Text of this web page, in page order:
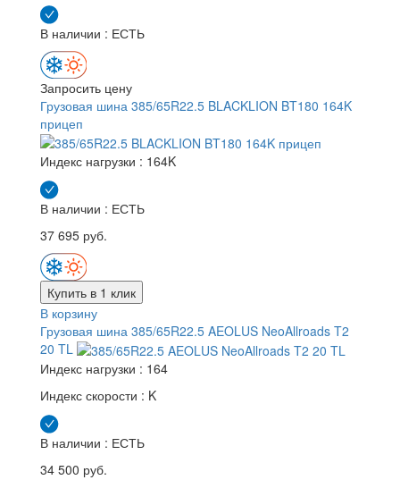
В наличии : ЕСТЬ
Запросить цену
Грузовая шина 385/65R22.5 BLACKLION BT180 164K
прицеп
Индекс нагрузки : 164K
В наличии : ЕСТЬ
37 695 руб.
Купить в 1 клик
В корзину
Грузовая шина 385/65R22.5 AEOLUS NeoAllroads T2
20 TL
Индекс нагрузки : 164
Индекс скорости : K
В наличии : ЕСТЬ
34 500 руб.